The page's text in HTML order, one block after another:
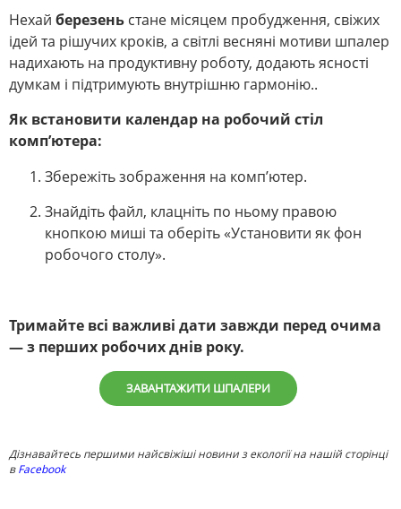
Нехай березень стане місяцем пробудження, свіжих
ідей та рішучих кроків, а світлі весняні мотиви шпалер
надихають на продуктивну роботу, додають ясності
думкам і підтримують внутрішню гармонію..
Як встановити календар на робочий стіл
комп’ютера:
Збережіть зображення на комп’ютер.
Знайдіть файл, клацніть по ньому правою
кнопкою миші та оберіть «Установити як фон
робочого столу».
Тримайте всі важливі дати завжди перед очима
— з перших робочих днів року.
ЗАВАНТАЖИТИ ШПАЛЕРИ
Дізнавайтесь першими найсвіжіші новини з екології на нашій сторінці
вFacebook